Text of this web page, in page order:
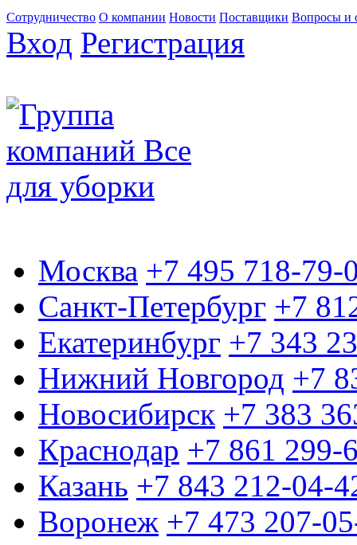
Сотрудничество О компании Новости Поставщики Вопросы и
Вход Регистрация
Москва +7 495 718-79-
Санкт-Петербург +7
Екатеринбург +7 343
Нижний Новгород +7
Новосибирск +7 383
Краснодар +7 861 299-
Казань +7 843 212-04-
Воронеж +7 473 207-